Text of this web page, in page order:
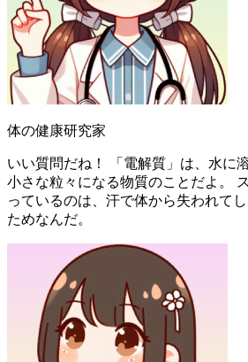
体の健康研究家
いい質問だね！ 「電解質」は、水に
小さな粒々になる物質のことだよ。
っているのは、汗で体から失われて
ためなんだ。